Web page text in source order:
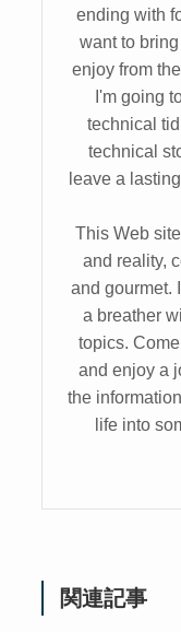
ending with
want to
enjoy from
I'm going
technical
technical
leave a
This Web
and reality,
and gourmet.
a breather
topics.
and enjoy a
the
life into
関連記事